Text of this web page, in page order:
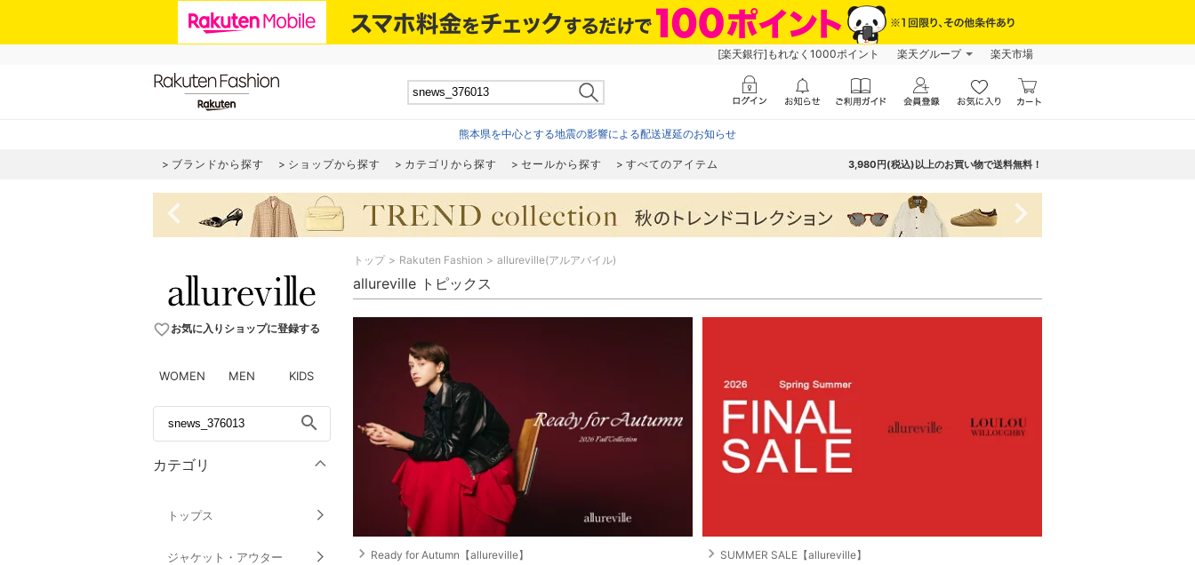
[楽天銀行]もれなく1000ポイント 楽天グループ 楽天市場
熊本県を中心とする地震の影響による配送遅延のお知らせ
ブランドから探す ショップから探す カテゴリから探す セールから探す すべてのアイテム 3,980円(税込)以上のお買い物で送料無料！
navigate_before navigate_next
favorite_borderお気に入りショップに登録する
WOMEN MEN KIDS
search
カテゴリ
トップス
ジャケット・アウター
トップ Rakuten Fashion allureville(アルアバイル)
allureville トピックス
navigate_next Ready for Autumn【allureville】 navigate_next SUMMER SALE【allureville】